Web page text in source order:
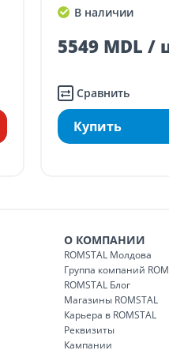
магазине)
В наличии
3466 MDL /
Сравнить
Купить
О КОМПАНИИ
ROMSTAL Молдова
Группа компаний
ROMSTAL Блог
Магазины ROMSTAL
Карьера в ROMSTAL
Реквизиты
Кампании